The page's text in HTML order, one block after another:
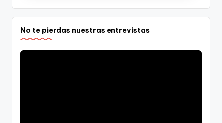
No te pierdas nuestras entrevistas